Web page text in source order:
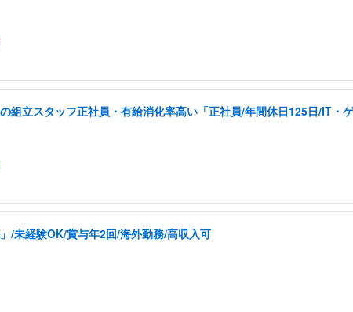
組立スタッフ正社員・有給消化率高い「正社員/年間休日125日/IT・
/未経験OK/賞与年2回/海外勤務/高収入可